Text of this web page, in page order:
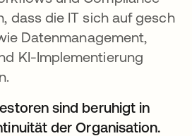
dass die IT sich auf gesch
Datenmanagement,
KI-Implementierung
sind beruhigt in
der Organisation.